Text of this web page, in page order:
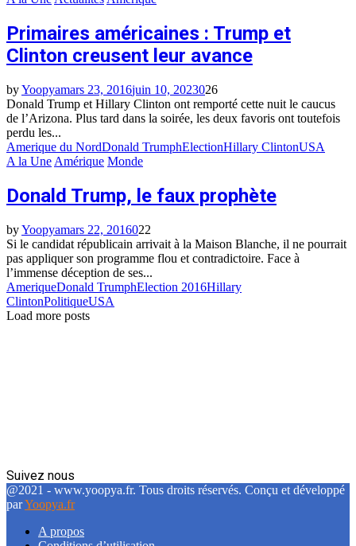
Primaires américaines : Trump et
Clinton creusent leur avance
byYoopyamars 23, 2016juin 10, 2023026
Donald Trump et Hillary Clinton ont remporté cette nuit le caucus
de l’Arizona. Plus tard dans la soirée, les deux favoris ont toutefois
perdu les...
Amerique du NordDonald TrumphElectionHillary ClintonUSA
A la Une Amérique Monde
Donald Trump, le faux prophète
byYoopyamars 22, 2016022
Si le candidat républicain arrivait à la Maison Blanche, il ne pourrait
pas appliquer son programme flou et contradictoire. Face à
l’immense déception de ses...
AmeriqueDonald TrumphElection 2016Hillary
ClintonPolitiqueUSA
Load more posts
Suivez nous
Facebook
Twitter
Linkedin
@2021 - www.yoopya.fr. Tous droits réservés. Conçu et développé
parYoopya.fr
A propos